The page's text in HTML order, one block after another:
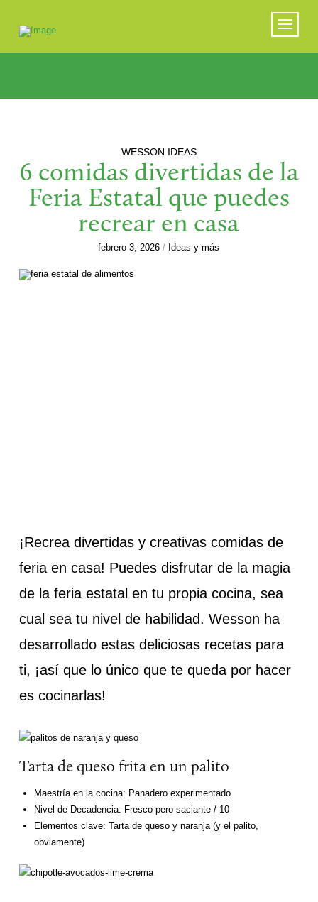
WESSON IDEAS
6 comidas divertidas de la
Feria Estatal que puedes
recrear en casa
febrero 3, 2026 / Ideas y más
¡Recrea divertidas y creativas comidas de
feria en casa! Puedes disfrutar de la magia
de la feria estatal en tu propia cocina, sea
cual sea tu nivel de habilidad. Wesson ha
desarrollado estas deliciosas recetas para
ti, ¡así que lo único que te queda por hacer
es cocinarlas!
Tarta de queso frita en un palito
Maestría en la cocina: Panadero experimentado
Nivel de Decadencia: Fresco pero saciante / 10
Elementos clave: Tarta de queso y naranja (y el palito,
obviamente)